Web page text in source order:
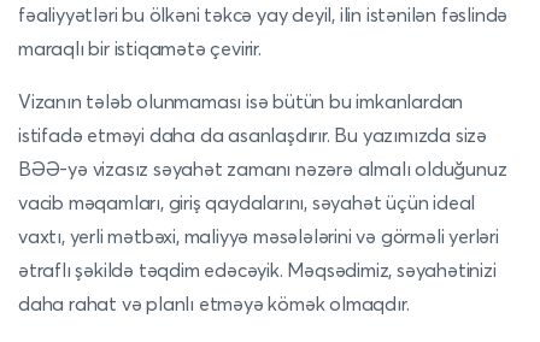
fəaliyyətləri bu ölkəni təkcə yay deyil, ilin istənilən fəslində
maraqlı bir istiqamətə çevirir.
Vizanın tələb olunmaması isə bütün bu imkanlardan
istifadə etməyi daha da asanlaşdırır. Bu yazımızda sizə
BƏƏ-yə vizasız səyahət zamanı nəzərə almalı olduğunuz
vacib məqamları, giriş qaydalarını, səyahət üçün ideal
vaxtı, yerli mətbəxi, maliyyə məsələlərini və görməli yerləri
ətraflı şəkildə təqdim edəcəyik. Məqsədimiz, səyahətinizi
daha rahat və planlı etməyə kömək olmaqdır.